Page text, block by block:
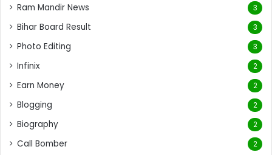
Ram Mandir News 3
Bihar Board Result 3
Photo Editing 3
Infinix 2
Earn Money 2
Blogging 2
Biography 2
Call Bomber 2